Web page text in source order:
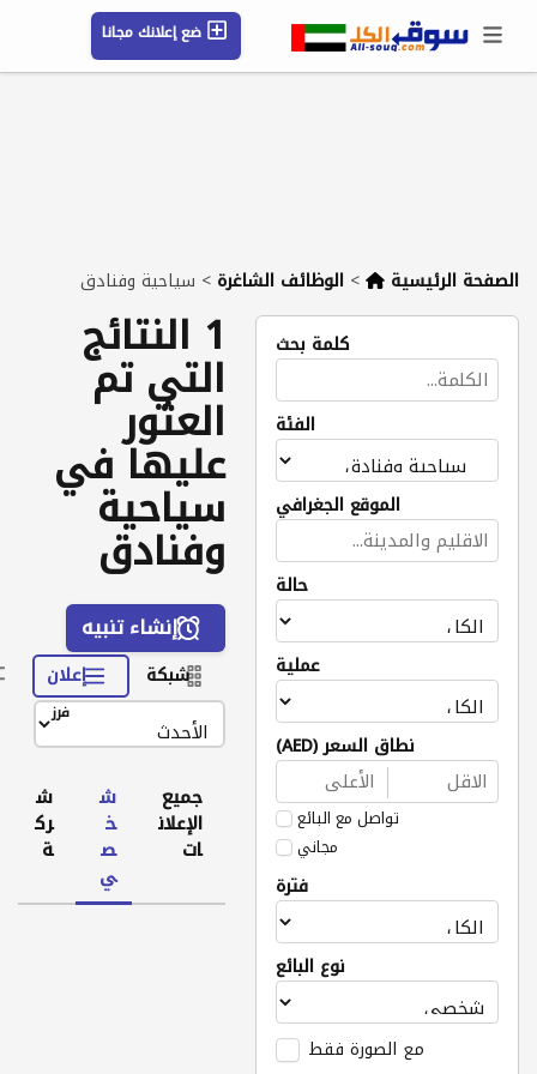
ضع إعلانك مجانا
حسابي / تسجيل
الصفحة الرئيسية > الوظائف الشاغرة > سياحية وفنادق
كلمة بحث
الفئة
الموقع الجغرافي
حالة
عملية
نطاق السعر (AED)
تواصل مع البائع
مجاني
فترة
نوع البائع
مع الصورة فقط
1 النتائج
التي تم
العثور
عليها في
سياحية
وفنادق
إنشاء تنبيه
شبكة إعلان
فرز
جميع
الإعلان
ات
ش
خ
ص
ي
ش
رك
ة